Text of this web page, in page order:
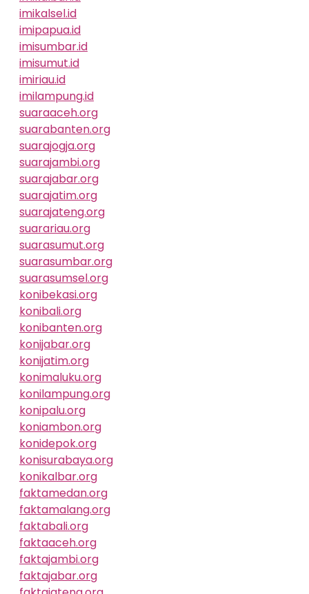
imikalsel.id
imipapua.id
imisumbar.id
imisumut.id
imiriau.id
imilampung.id
suaraaceh.org
suarabanten.org
suarajogja.org
suarajambi.org
suarajabar.org
suarajatim.org
suarajateng.org
suarariau.org
suarasumut.org
suarasumbar.org
suarasumsel.org
konibekasi.org
konibali.org
konibanten.org
konijabar.org
konijatim.org
konimaluku.org
konilampung.org
konipalu.org
koniambon.org
konidepok.org
konisurabaya.org
konikalbar.org
faktamedan.org
faktamalang.org
faktabali.org
faktaaceh.org
faktajambi.org
faktajabar.org